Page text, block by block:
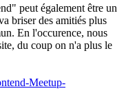
peut également être un
briser des amitiés plus
En l'occurence, nous
du coup on n'a plus le
Meetup-